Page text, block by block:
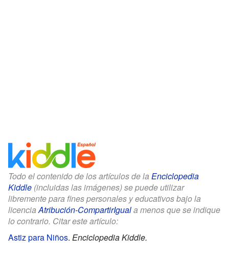
Todo el contenido de los artículos de la Enciclopedia
Kiddle (incluidas las imágenes) se puede utilizar
libremente para fines personales y educativos bajo la
licenciaAtribución-CompartirIguala menos que se indique
lo contrario. Citar este artículo:
Astiz para Niños. Enciclopedia Kiddle.